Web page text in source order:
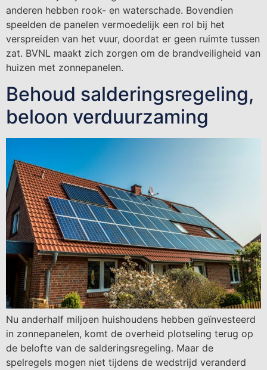
anderen hebben rook- en waterschade. Bovendien
speelden de panelen vermoedelijk een rol bij het
verspreiden van het vuur, doordat er geen ruimte tussen
zat. BVNL maakt zich zorgen om de brandveiligheid van
huizen met zonnepanelen.
Behoud salderingsregeling,
beloon verduurzaming
Nu anderhalf miljoen huishoudens hebben geïnvesteerd
in zonnepanelen, komt de overheid plotseling terug op
de belofte van de salderingsregeling. Maar de
spelregels mogen niet tijdens de wedstrijd veranderd